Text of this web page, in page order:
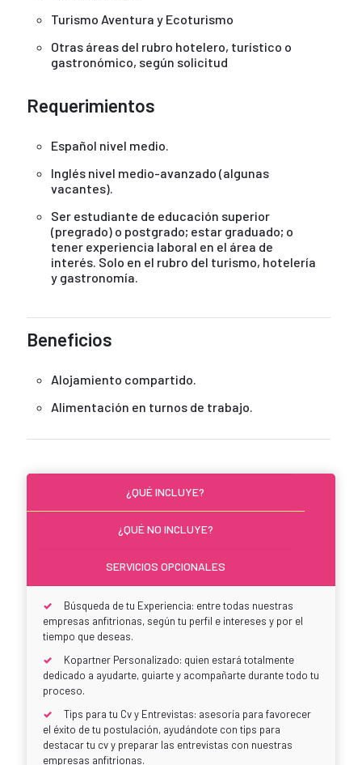
Turismo Aventura y Ecoturismo
Otras áreas del rubro hotelero, turístico o
gastronómico, según solicitud
Requerimientos
Español nivel medio.
Inglés nivel medio-avanzado (algunas
vacantes).
Ser estudiante de educación superior
(pregrado) o postgrado; estar graduado; o
tener experiencia laboral en el área de
interés. Solo en el rubro del turismo, hotelería
y gastronomía.
Beneficios
Alojamiento compartido.
Alimentación en turnos de trabajo.
¿QUÉ INCLUYE?
¿QUÉ NO INCLUYE?
SERVICIOS OPCIONALES
Búsqueda de tu Experiencia: entre todas nuestras
empresas anfitrionas, según tu perfil e intereses y por el
tiempo que deseas.
Kopartner Personalizado: quien estará totalmente
dedicado a ayudarte, guiarte y acompañarte durante todo tu
proceso.
Tips para tu Cv y Entrevistas: asesoría para favorecer
el éxito de tu postulación, ayudándote con tips para
destacar tu cv y preparar las entrevistas con nuestras
empresas anfitrionas.